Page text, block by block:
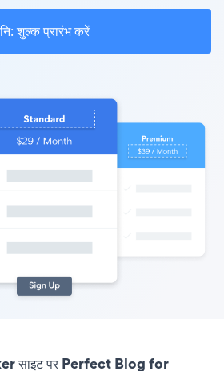
नि: शुल्क प्रारंभ करें
साइट पर Perfect Blog for